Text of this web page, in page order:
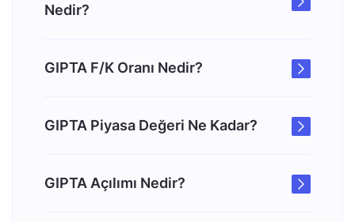
Nedir?
GIPTA F/K Oranı Nedir?
GIPTA Piyasa Değeri Ne Kadar?
GIPTA Açılımı Nedir?